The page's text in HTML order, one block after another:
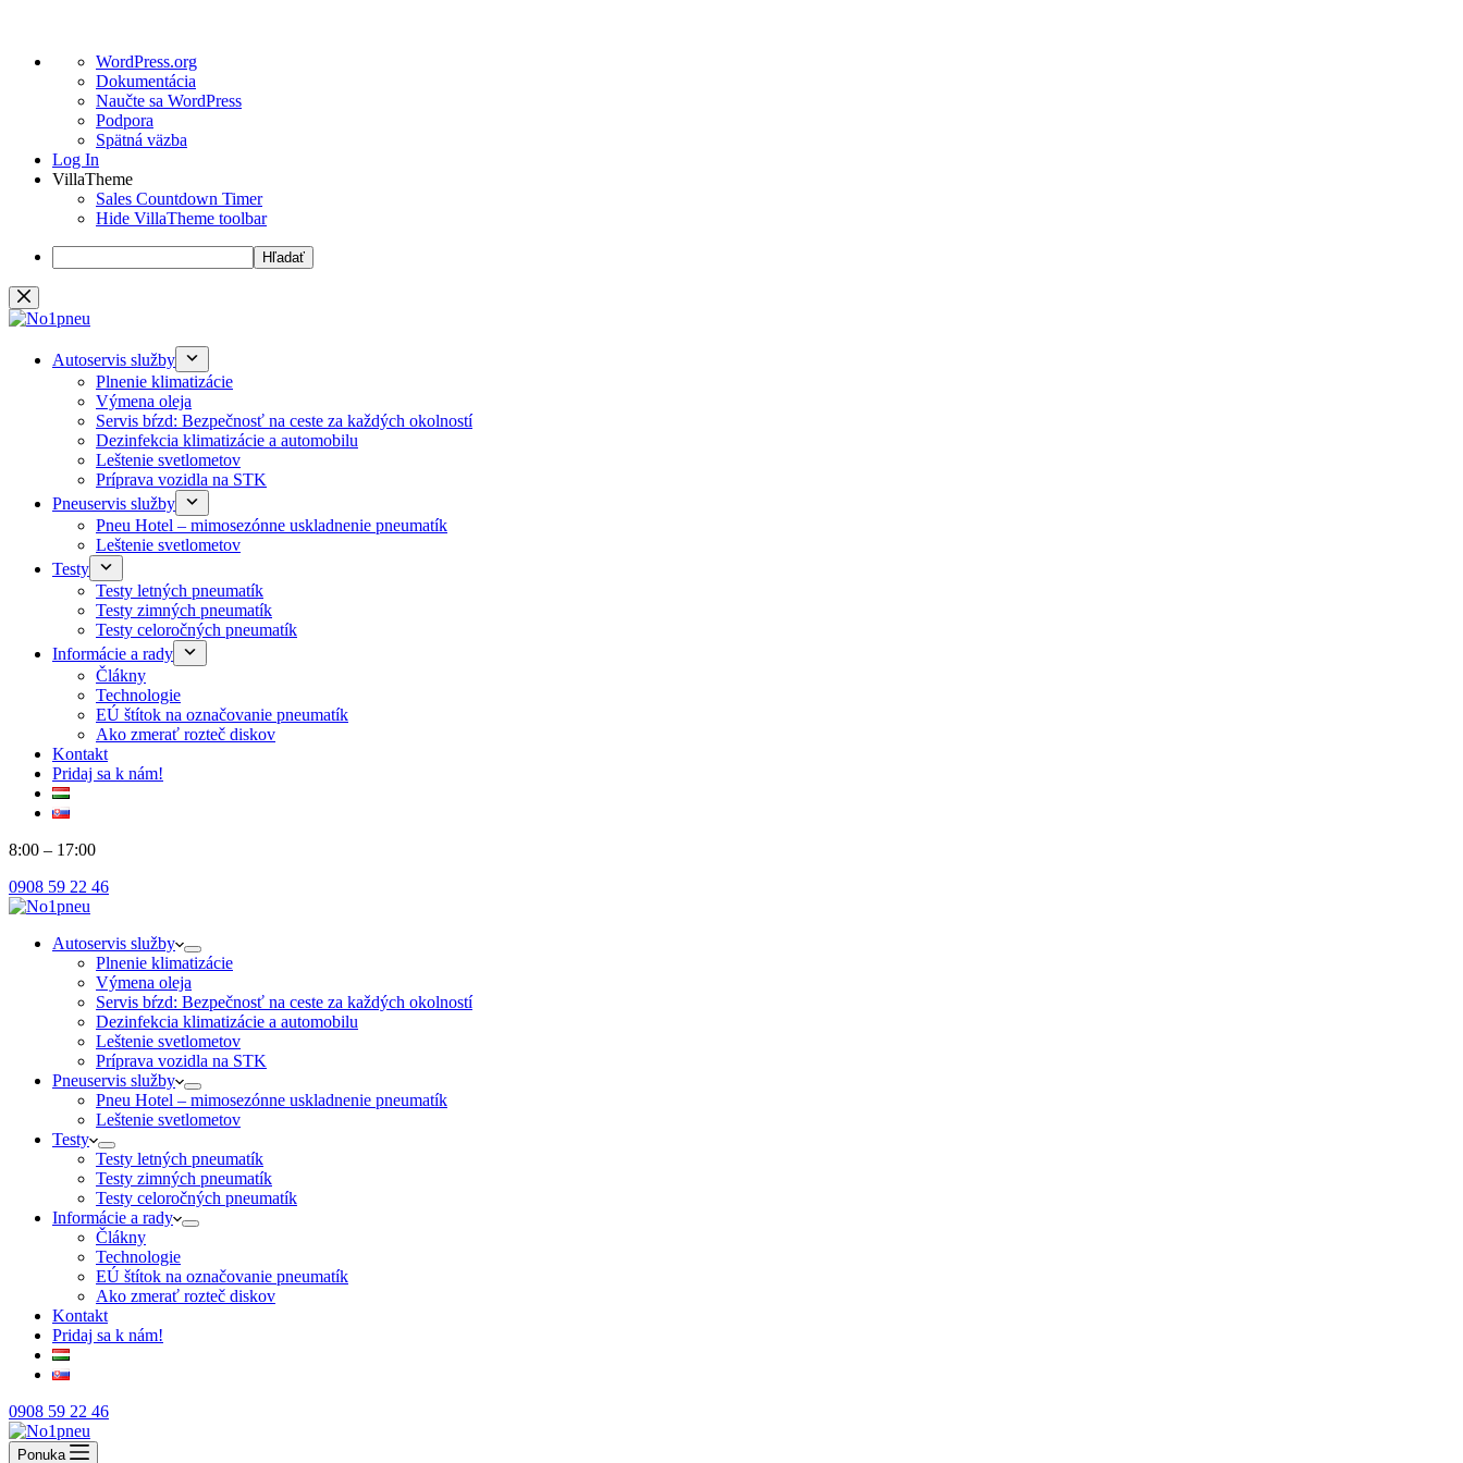
WordPress
WordPress.org
Dokumentácia
Naučte sa WordPress
Podpora
Spätná väzba
Log In
VillaTheme
Sales Countdown Timer
Hide VillaTheme toolbar
Hľadať
Preskočiť
na
Autoservis služby
Plnenie klimatizácie
Výmena oleja
Servis bŕzd: Bezpečnosť na ceste za každých okolností
Dezinfekcia klimatizácie a automobilu
Leštenie svetlometov
Príprava vozidla na STK
Pneuservis služby
Pneu Hotel – mimosezónne uskladnenie pneumatík
Leštenie svetlometov
Testy
Testy letných pneumatík
Testy zimných pneumatík
Testy celoročných pneumatík
Informácie a rady
Člákny
Technologie
EÚ štítok na označovanie pneumatík
Ako zmerať rozteč diskov
Kontakt
Pridaj sa k nám!
8:00 – 17:00
0908 59 22 46
Autoservis služby
Plnenie klimatizácie
Výmena oleja
Servis bŕzd: Bezpečnosť na ceste za každých okolností
Dezinfekcia klimatizácie a automobilu
Leštenie svetlometov
Príprava vozidla na STK
Pneuservis služby
Pneu Hotel – mimosezónne uskladnenie pneumatík
Leštenie svetlometov
Testy
Testy letných pneumatík
Testy zimných pneumatík
Testy celoročných pneumatík
Informácie a rady
Člákny
Technologie
EÚ štítok na označovanie pneumatík
Ako zmerať rozteč diskov
Kontakt
Pridaj sa k nám!
0908 59 22 46
Ponuka